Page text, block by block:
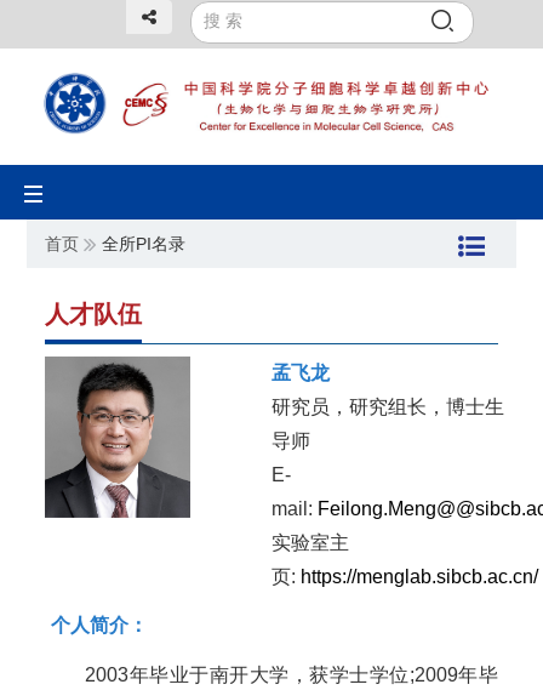
Toggle
navigation
首页
全所PI名录
人才队伍
孟飞龙
研究员，研究组长，博士生
导师
E-
mail:
实验室主
页: https://menglab.sibcb.ac.cn/
个人简介：
2003年毕业于南开大学，获学士学位;2009年毕